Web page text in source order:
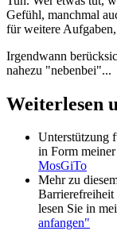
Gefühl, manchmal
für weitere
Irgendwann
nahezu "nebenbei"...
Weiterlesen
Unterstützung
in Form
MosGiTo
Mehr zu
Barrierefreiheit
lesen Sie in
anfangen"